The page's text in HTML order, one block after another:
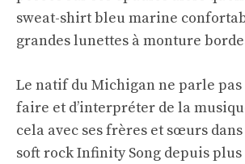
sweat-shirt bleu marine
grandes lunettes à monture
Le natif du Michigan ne parle
faire et d’interpréter de la
cela avec ses frères et sœurs
soft rock Infinity Song depuis plus